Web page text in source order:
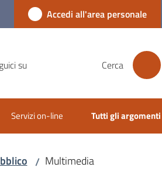
Accedi all'area personale
su Cerca
Servizi on-line Tutti gli argomenti
/ Multimedia